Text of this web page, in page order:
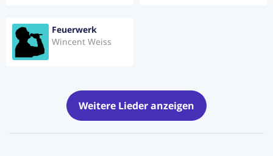
Feuerwerk
Wincent Weiss
Weitere Lieder anzeigen